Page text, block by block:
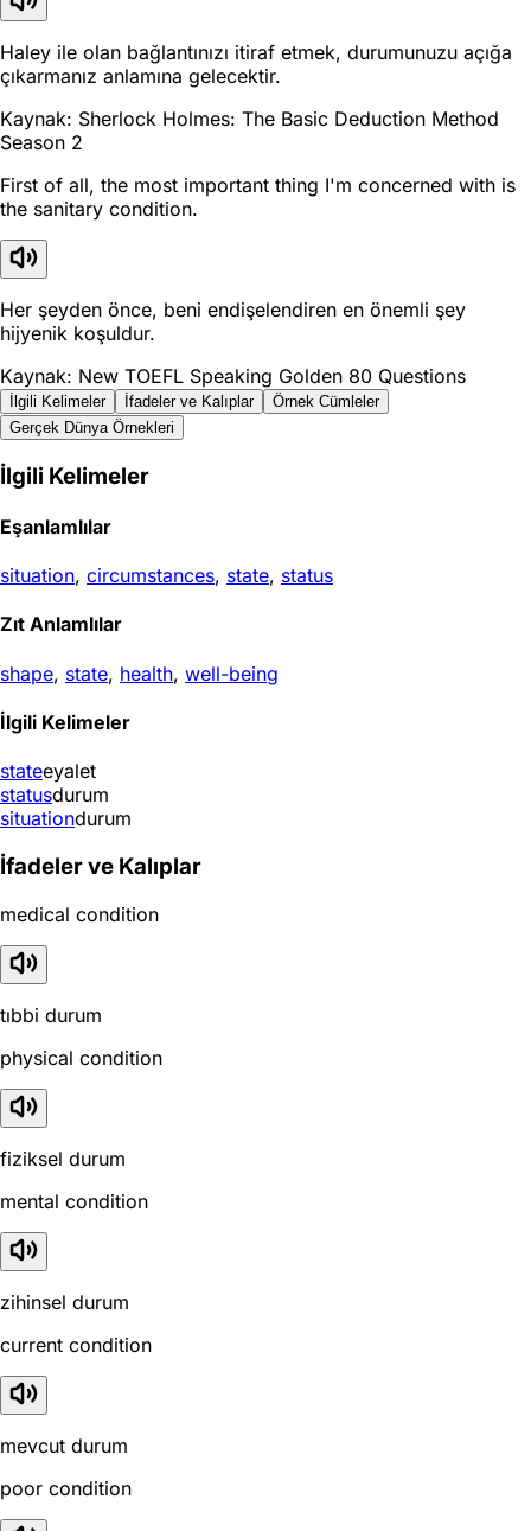
Haley ile olan bağlantınızı itiraf etmek, durumunuzu açığa
çıkarmanız anlamına gelecektir.
Kaynak: Sherlock Holmes: The Basic Deduction Method
Season 2
First of all, the most important thing I'm concerned with is
the sanitary condition.
Her şeyden önce, beni endişelendiren en önemli şey
hijyenik koşuldur.
Kaynak: New TOEFL Speaking Golden 80 Questions
İlgili Kelimeler İfadeler ve Kalıplar
Örnek Cümleler
Gerçek Dünya Örnekleri
İlgili Kelimeler
Eşanlamlılar
situation, circumstances, state, status
Zıt Anlamlılar
shape, state, health, well-being
İlgili Kelimeler
stateeyalet
statusdurum
situationdurum
İfadeler ve Kalıplar
medical condition
tıbbi durum
physical condition
fiziksel durum
mental condition
zihinsel durum
current condition
mevcut durum
poor condition